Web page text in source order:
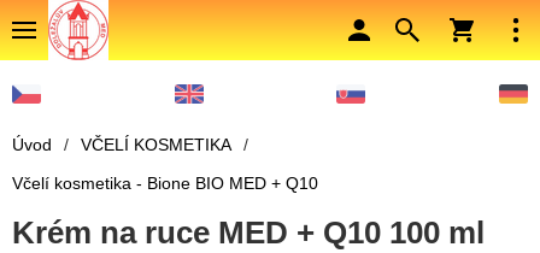
Úvod / VČELÍ KOSMETIKA
/
Včelí kosmetika - Bione BIO MED + Q10
Krém na ruce MED + Q10 100 ml